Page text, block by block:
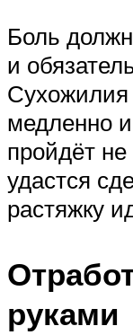
Боль
и
Сухожилия
медленно
пройдёт
удастся
растяжку
руками